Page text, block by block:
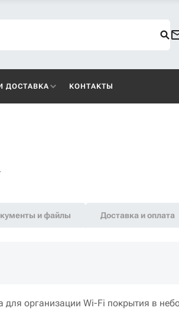
ДОСТАВКА КОНТАКТЫ
и файлы Доставка и оплата
для организации Wi-Fi покрытия в